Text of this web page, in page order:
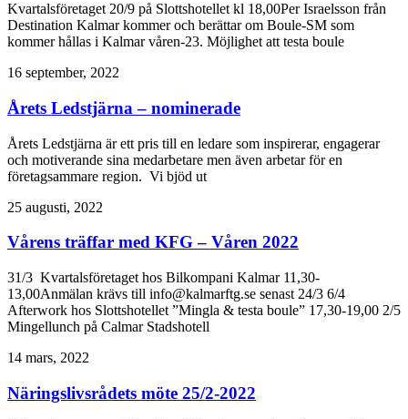
Kvartalsföretaget 20/9 på Slottshotellet kl 18,00Per Israelsson från
Destination Kalmar kommer och berättar om Boule-SM som
kommer hållas i Kalmar våren-23. Möjlighet att testa boule
16 september, 2022
Årets Ledstjärna – nominerade
Årets Ledstjärna är ett pris till en ledare som inspirerar, engagerar
och motiverande sina medarbetare men även arbetar för en
företagsammare region. Vi bjöd ut
25 augusti, 2022
Vårens träffar med KFG – Våren 2022
31/3 Kvartalsföretaget hos Bilkompani Kalmar 11,30-
13,00Anmälan krävs till info@kalmarftg.se senast 24/3 6/4
Afterwork hos Slottshotellet ”Mingla & testa boule” 17,30-19,00 2/5
Mingellunch på Calmar Stadshotell
14 mars, 2022
Näringslivsrådets möte 25/2-2022